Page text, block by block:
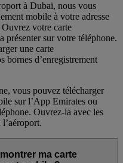
à Dubai, nous vous
mobile à votre adresse
votre carte
présenter sur votre téléphone.
une carte
bornes d’enregistrement
vous pouvez télécharger
sur l’App Emirates ou
Ouvrez-la avec les
ma carte